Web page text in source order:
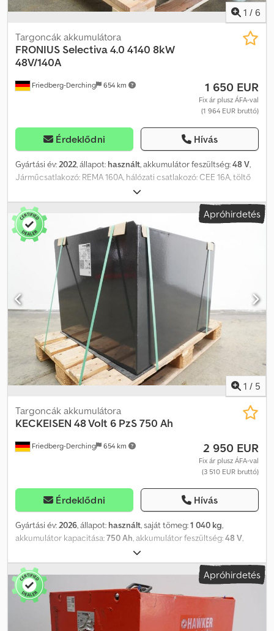
1 / 6
Friedberg-Derching 654 km
Targoncák akkumulátora
FRONIUS Selectiva 4.0 4140 8kW
48V/140A
1 650 EUR
Fix ár plusz ÁFA-val
(1 964 EUR bruttó)
Érdeklődni Hívás
Gyártási év: 2022, állapot: használt, akkumulátor feszültség:48 V,
Járműcsatlakozó: REMA 160A, hálózati csatlakozó: CEE 16A, töltő
EUW-vel, használt Fronius HF akkumulátortöltő, Selectiva 4.0 4140,
48V/140A, elektrolitkeverővel, beleértve a REMA 160 kábelt és
csatlakozót, valamint a CEE 16A hálózati csatlakozót. Dsdszrqbtjpfx
Al Nokr
Apróhirdetés
1 / 5
Friedberg-Derching 654 km
Targoncák akkumulátora
KECKEISEN 48 Volt 6 PzS 750 Ah
2 950 EUR
Fix ár plusz ÁFA-val
(3 510 EUR bruttó)
Érdeklődni Hívás
Gyártási év:2026, állapot: használt, saját tömeg:1 040 kg,
akkumulátor kapacitása:750 Ah, akkumulátor feszültség:48 V,
Akkumulátor típusa: 48 V, 6 PzS 750 Ah, Aquamatic rendszerrel
ellátott akkumulátor, DIN B akkumulátortartó, akkumulátor
méretei: 830 x 735 x 625 mm, járműcsatlakozó: REMA 320A,
hatásfok: 93%, gyárilag felújított 48 V Gruma hajtóakkumulátor
acél tartóban (DIN A), feltöltve és készen áll a használatra,
beleértve az Aquamatic rendszert, kábeleket és a REMA 320A
csatlakozót. Dkjdpfezq S T Iox Al Nor
Apróhirdetés